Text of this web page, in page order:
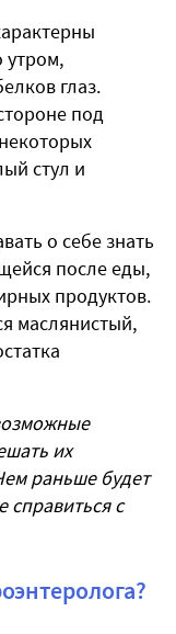
утром,
глаз.
под
стул и
о себе знать
после еды,
продуктов.
маслянистый,
их
раньше будет
справиться с